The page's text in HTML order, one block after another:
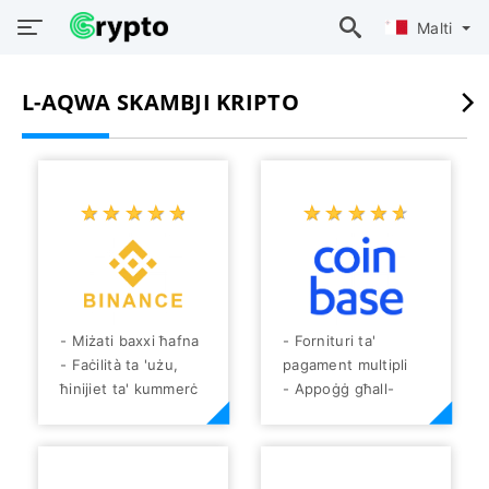
Malti
L-AQWA SKAMBJI KRIPTO
☆ ☆ ☆ ☆ ☆
★ ★ ★ ★ ★
- Miżati baxxi ħafna
- Faċilità ta 'użu,
ħinijiet ta' kummerċ
☆ ☆ ☆ ☆ ☆
★ ★ ★ ★ ★
- Fornituri ta'
pagament multipli
- Appoġġ għall-